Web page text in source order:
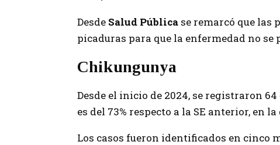
Desde Salud Pública se remarcó que las
picaduras para que la enfermedad no se
Chikungunya
Desde el inicio de 2024, se registraron
es del 73% respecto a la SE anterior, en
Los casos fueron identificados en cinco